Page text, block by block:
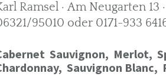
Ramsel · Am Neugarten 13
95010 oder 0171-933
Sauvignon, Merlot,
Sauvignon Blanc,